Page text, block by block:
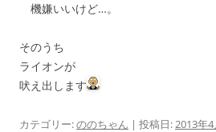
機嫌いいけど…。
そのうち
ライオンが
吠え出します
カテゴリー:ののちゃん | 投稿日:2013年4